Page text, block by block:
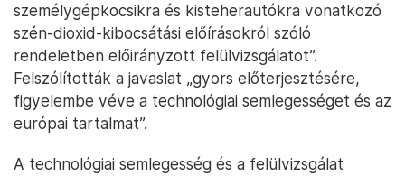
személygépkocsikra és kisteherautókra vonatkozó
szén-dioxid-kibocsátási előírásokról szóló
rendeletben előirányzott felülvizsgálatot”.
Felszólították a javaslat „gyors előterjesztésére,
figyelembe véve a technológiai semlegességet és az
európai tartalmat”.
A technológiai semlegesség és a felülvizsgálat